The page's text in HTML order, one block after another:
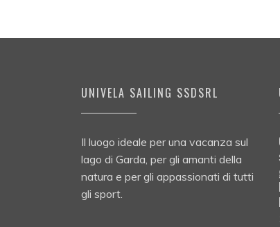
UNIVELA SAILING SSDSRL
Il luogo ideale per una vacanza sul
lago di Garda, per gli amanti della
natura e per gli appassionati di tutti
gli sport.